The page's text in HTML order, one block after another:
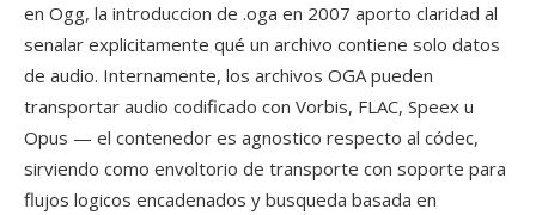
en Ogg, la introduccion de .oga en 2007 aporto claridad al
senalar explicitamente qué un archivo contiene solo datos
de audio. Internamente, los archivos OGA pueden
transportar audio codificado con Vorbis, FLAC, Speex u
Opus — el contenedor es agnostico respecto al códec,
sirviendo como envoltorio de transporte con soporte para
flujos logicos encadenados y busqueda basada en